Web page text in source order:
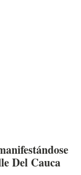
Del Cauca